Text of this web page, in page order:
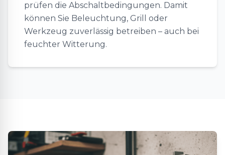
prüfen die Abschaltbedingungen. Damit
können Sie Beleuchtung, Grill oder
Werkzeug zuverlässig betreiben – auch bei
feuchter Witterung.